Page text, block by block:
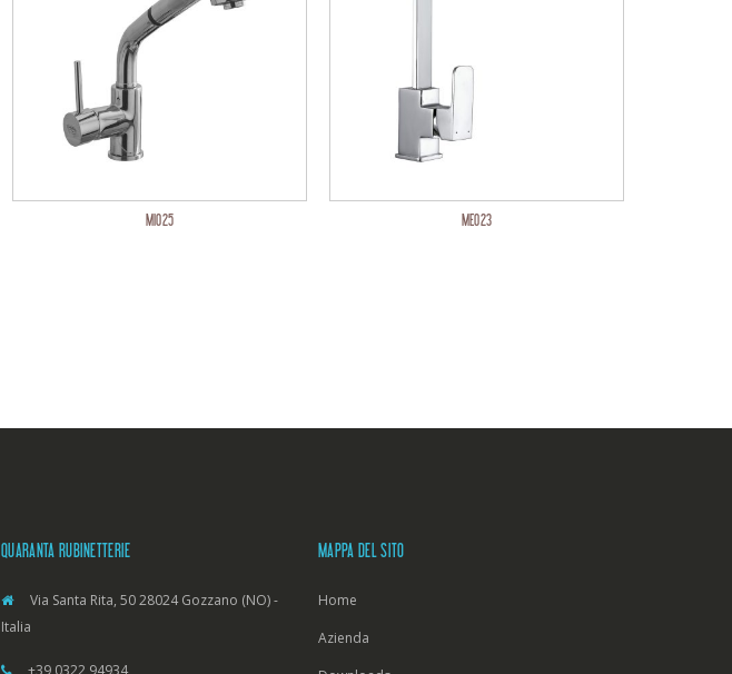
MI025 ME023
QUARANTA RUBINETTERIE
Via Santa Rita, 50 28024 Gozzano (NO) -
Italia
+39 0322 94934
MAPPA DEL SITO
Home
Azienda